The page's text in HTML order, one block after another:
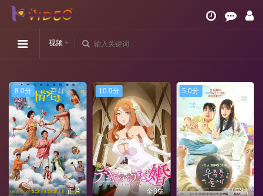
视频
8.0分
正片
10.0分
全8集
5.0分
已完结